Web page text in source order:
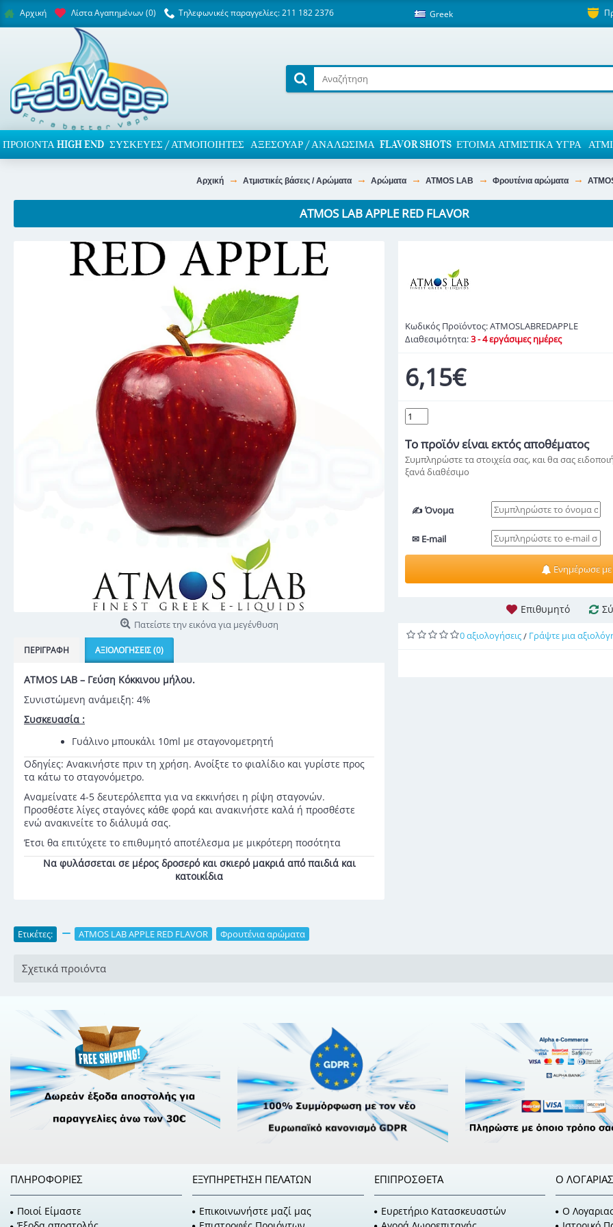
Αρχική Λίστα Αγαπημένων (0) Τηλεφωνικές παραγγελίες: 211 182 2376 Greek
ΠΡΟΙΌΝΤΑ HIGH END ΣΥΣΚΕΥΈΣ / ΑΤΜΟΠΟΙΗΤΈΣ ΑΞΕΣΟΥΆΡ / ΑΝΑΛΏΣΙΜΑ FLAVOR SHOTS ΈΤΟΙΜΑ ΑΤΜΙΣΤΙΚΆ ΥΓΡΆ
Αρχική Ατμιστικές βάσεις / Αρώματα Αρώματα ATMOS LAB Φρουτένια αρώματα
ATMOS LAB APPLE RED FLAVOR
Πατείστε την εικόνα για μεγένθυση
ΠΕΡΙΓΡΑΦΉ ΑΞΙΟΛΟΓΉΣΕΙΣ (0)
ATMOS LAB – Γεύση Κόκκινου μήλου.
Συνιστώμενη ανάμειξη: 4%
Συσκευασία :
Γυάλινο μπουκάλι 10ml με σταγονομετρητή
Οδηγίες: Ανακινήστε πριν τη χρήση. Ανοίξτε το φιαλίδιο και γυρίστε προς
τα κάτω το σταγονόμετρο.
Αναμείνατε 4-5 δευτερόλεπτα για να εκκινήσει η ρίψη σταγονών.
Προσθέστε λίγες σταγόνες κάθε φορά και ανακινήστε καλά ή προσθέστε
ενώ ανακινείτε το διάλυμά σας.
Έτσι θα επιτύχετε το επιθυμητό αποτέλεσμα με μικρότερη ποσότητα
Να φυλάσσεται σε μέρος δροσερό και σκιερό μακριά από παιδιά και
κατοικίδια
Κωδικός Προϊόντος:ATMOSLABREDAPPLE
Διαθεσιμότητα:3 - 4 εργάσιμες ημέρες
6,15€
Το προϊόνείναι εκτός αποθέματος
Συμπληρώστε τα στοιχεία σας, και θα σας
ξανά διαθέσιμο
✍ Όνομα
✉ E-mail
Ενημέρωσε με
Επιθυμητό
0 αξιολογήσεις/ Γράψτε μια
Ετικέτες: ATMOS LAB APPLE RED FLAVOR Φρουτένια αρώματα
Σχετικά προιόντα
ΠΛΗΡΟΦΟΡΊΕΣ
Ποιοί Είμαστε
ΕΞΥΠΗΡΈΤΗΣΗ ΠΕΛΑΤΏΝ
Επικοινωνήστε μαζί μας
ΕΠΙΠΡΌΣΘΕΤΑ
Ευρετήριο Κατασκευαστών
Ο
O